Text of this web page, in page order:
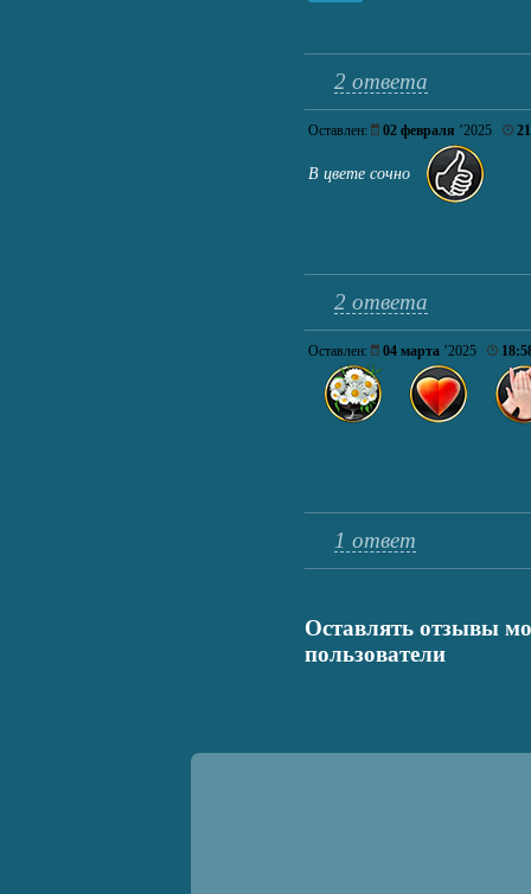
2 ответа
Оставлен: 02 февраля ’2025
В цвете сочно
2 ответа
Оставлен: 04 марта ’2025
1 ответ
Оставлять отзывы
пользователи